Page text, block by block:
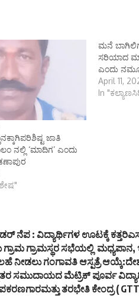
ಜಾತಿ
ನಲ್ಲಿ ‘ಮಾದಿಗ’ ಎಂದು
ಮನೆ
ಸರಿಯಾದ
ಎಂದು
April 11,
In
ನೆಪ : ವಿದ್ಯಾರ್ಥಿಗಳ ಊಟಕ್ಕೆ
ಗ್ರಾಮಸ್ಥರ ಸಭೆಯಲ್ಲಿ
ನೀಡಲು ಗಂಗಾವತಿ ಆಸ್ಪತ್ರೆ
ಸಮುದಾಯದ ಮೆಟ್ರಿಕ್ ಪೂರ್ವ
ತರಭೇತಿ ಕೇಂದ್ರ (